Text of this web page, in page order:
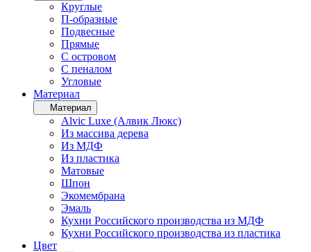
Круглые
П-образные
Подвесные
Прямые
С островом
С пеналом
Угловые
Материал
Материал
Alvic Luxe (Алвик Люкс)
Из массива дерева
Из МДФ
Из пластика
Матовые
Шпон
Экомембрана
Эмаль
Кухни Российского производства из МДФ
Кухни Российского производства из пластика
Цвет